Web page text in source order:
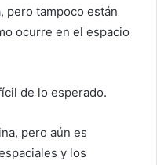
pero tampoco están
ocurre en el espacio
de lo esperado.
pero aún es
y los